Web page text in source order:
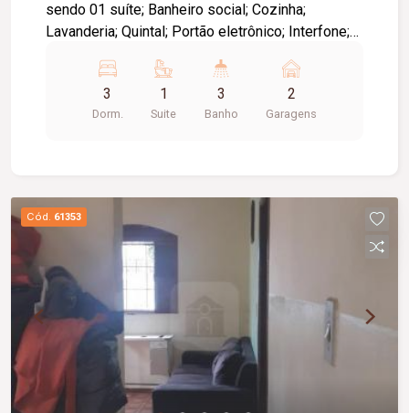
sendo 01 suíte; Banheiro social; Cozinha;
Lavanderia; Quintal; Portão eletrônico; Interfone;
3
Dorm.
1
Suite
3
Banho
2
Garagens
Cód. 61353